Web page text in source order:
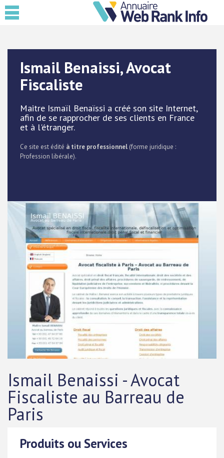
Ismail Benaissi, Avocat
Fiscaliste
Maitre Ismaïl Benaïssi a créé son site Internet,
afin de se rapprocher de ses clients en France
et à l'étranger.
Ce site est édité à titre professionnel (forme juridique :
Profession libérale).
Ismail Benaissi - Avocat
Fiscaliste au Barreau de
Paris
Produits ou Services